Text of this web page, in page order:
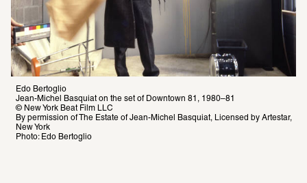
Edo Bertoglio
Jean-Michel Basquiat on the set of Downtown 81, 1980–81
© New York Beat Film LLC
By permission of The Estate of Jean-Michel Basquiat, Licensed by Artestar,
New York
Photo: Edo Bertoglio